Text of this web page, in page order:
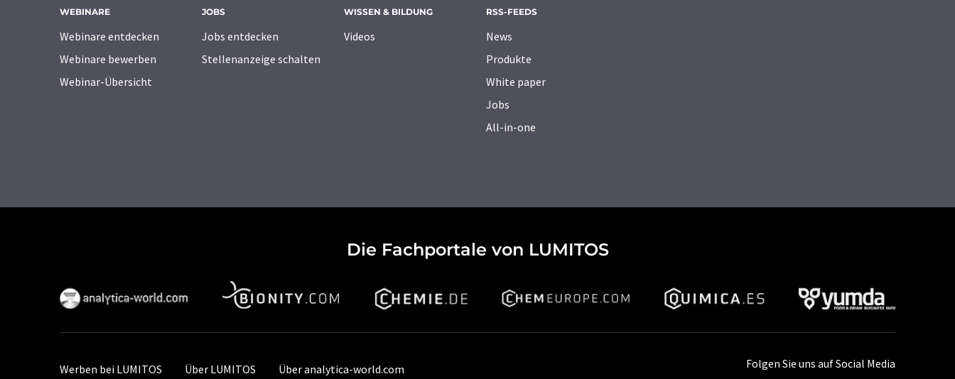
WEBINARE
Webinare entdecken
Webinare bewerben
Webinar-Übersicht
JOBS
Jobs entdecken
Stellenanzeige schalten
WISSEN & BILDUNG
Videos
RSS-FEEDS
News
Produkte
White paper
Jobs
All-in-one
Die Fachportale von LUMITOS
Werben bei LUMITOS Über LUMITOS Über analytica-world.com Folgen Sie uns auf Social Media